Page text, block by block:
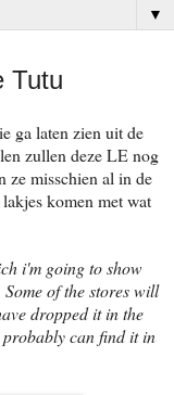
▼
Tutu
ga laten zien uit de
zullen deze LE nog
ze misschien al in de
komen met wat
i'm going to show
of the stores will
dropped it in the
can find it in